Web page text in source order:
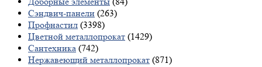
Сэндвич-панели (263)
Профнастил (3398)
Цветной металлопрокат (1429)
Сантехника (742)
Нержавеющий металлопрокат (871)